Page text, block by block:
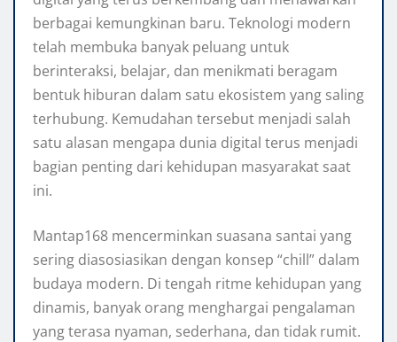
berbagai kemungkinan baru. Teknologi modern
telah membuka banyak peluang untuk
berinteraksi, belajar, dan menikmati beragam
bentuk hiburan dalam satu ekosistem yang saling
terhubung. Kemudahan tersebut menjadi salah
satu alasan mengapa dunia digital terus menjadi
bagian penting dari kehidupan masyarakat saat
ini.
Mantap168 mencerminkan suasana santai yang
sering diasosiasikan dengan konsep “chill” dalam
budaya modern. Di tengah ritme kehidupan yang
dinamis, banyak orang menghargai pengalaman
yang terasa nyaman, sederhana, dan tidak rumit.